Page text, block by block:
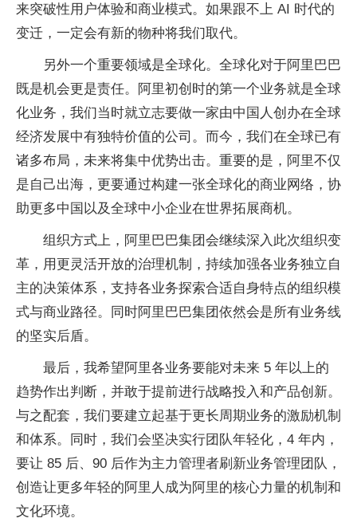
来突破性用户体验和商业模式。如果跟不上 AI 时代的
变迁，一定会有新的物种将我们取代。
另外一个重要领域是全球化。全球化对于阿里巴巴
既是机会更是责任。阿里初创时的第一个业务就是全球
化业务，我们当时就立志要做一家由中国人创办在全球
经济发展中有独特价值的公司。而今，我们在全球已有
诸多布局，未来将集中优势出击。重要的是，阿里不仅
是自己出海，更要通过构建一张全球化的商业网络，协
助更多中国以及全球中小企业在世界拓展商机。
组织方式上，阿里巴巴集团会继续深入此次组织变
革，用更灵活开放的治理机制，持续加强各业务独立自
主的决策体系，支持各业务探索合适自身特点的组织模
式与商业路径。同时阿里巴巴集团依然会是所有业务线
的坚实后盾。
最后，我希望阿里各业务要能对未来 5 年以上的
趋势作出判断，并敢于提前进行战略投入和产品创新。
与之配套，我们要建立起基于更长周期业务的激励机制
和体系。同时，我们会坚决实行团队年轻化，4 年内，
要让 85 后、90 后作为主力管理者刷新业务管理团队，
创造让更多年轻的阿里人成为阿里的核心力量的机制和
文化环境。